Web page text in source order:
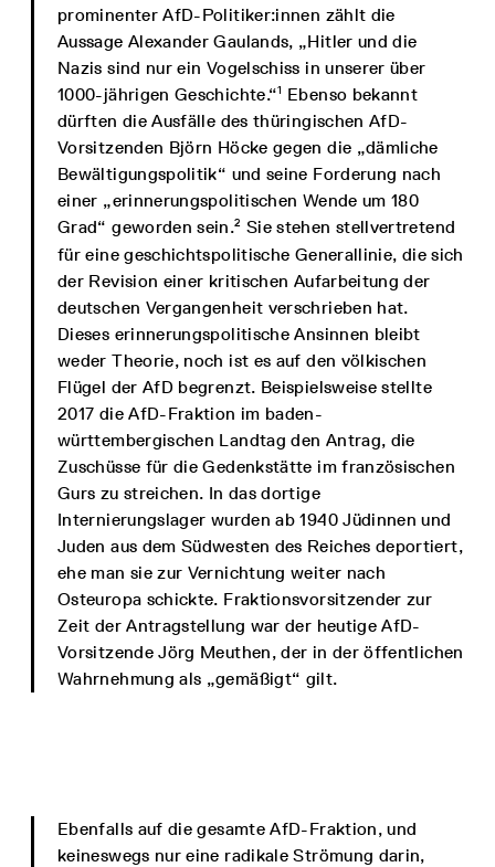
prominenter AfD-Politiker:innen zählt die
Aussage Alexander Gaulands, „Hitler und die
Nazis sind nur ein Vogelschiss in unserer über
1000-jährigen Geschichte.“1 Ebenso bekannt
dürften die Ausfälle des thüringischen AfD-
Vorsitzenden Björn Höcke gegen die „dämliche
Bewältigungspolitik“ und seine Forderung nach
einer „erinnerungspolitischen Wende um 180
Grad“ geworden sein.2 Sie stehen stellvertretend
für eine geschichtspolitische Generallinie, die sich
der Revision einer kritischen Aufarbeitung der
deutschen Vergangenheit verschrieben hat.
Dieses erinnerungspolitische Ansinnen bleibt
weder Theorie, noch ist es auf den völkischen
Flügel der AfD begrenzt. Beispielsweise stellte
2017 die AfD-Fraktion im baden-
württembergischen Landtag den Antrag, die
Zuschüsse für die Gedenkstätte im französischen
Gurs zu streichen. In das dortige
Internierungslager wurden ab 1940 Jüdinnen und
Juden aus dem Südwesten des Reiches deportiert,
ehe man sie zur Vernichtung weiter nach
Osteuropa schickte. Fraktionsvorsitzender zur
Zeit der Antragstellung war der heutige AfD-
Vorsitzende Jörg Meuthen, der in der öffentlichen
Wahrnehmung als „gemäßigt“ gilt.
Ebenfalls auf die gesamte AfD-Fraktion, und
keineswegs nur eine radikale Strömung darin,